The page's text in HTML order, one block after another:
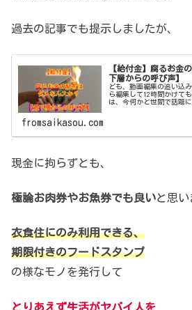
過去の記事でも提示しましたが、
【給付金】腐るお金
下層からの呼び声】
ども、動画編集の追い込
ら編集して12時間かけて
は、今何かと世間で話題
fromsaikasou.com
現金に拘らずとも、
極論お肉券やお魚券でも良いと思い
衣食住にのみ利用できる、
期限付きのフードスタンプ
の様なモノを発行して
とりあえず生活がヤバイ人を